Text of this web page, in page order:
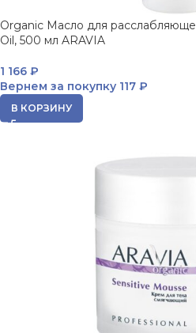
Organic Масло для
Oil, 500 мл ARAVIA
1 166 ₽
Вернем за покупку 117 ₽
В КОРЗИНУ